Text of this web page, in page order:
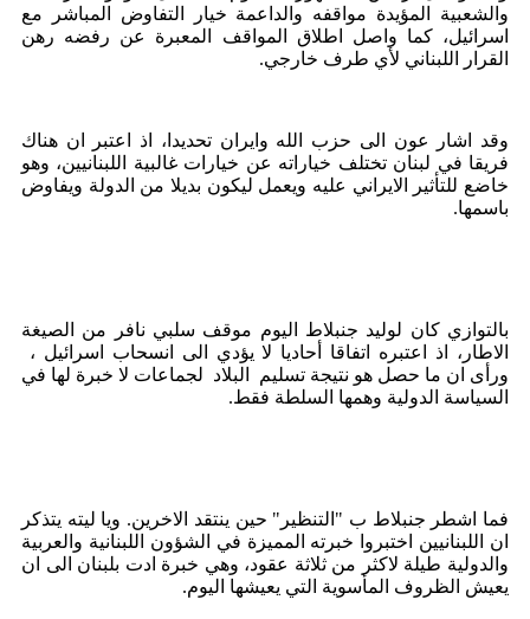
والشعبية المؤيدة مواقفه والداعمة خيار التفاوض المباشر مع
اسرائيل، كما واصل اطلاق المواقف المعبرة عن رفضه رهن
القرار اللبناني لأي طرف خارجي.
وقد اشار عون الى حزب الله وايران تحديدا، اذ اعتبر ان هناك
فريقا في لبنان تختلف خياراته عن خيارات غالبية اللبنانيين، وهو
خاضع للتأثير الايراني عليه ويعمل ليكون بديلا من الدولة ويفاوض
باسمها.
بالتوازي كان لوليد جنبلاط اليوم موقف سلبي نافر من الصيغة
الاطار، اذ اعتبره اتفاقا أحاديا لا يؤدي الى انسحاب اسرائيل ،
ورأى ان ما حصل هو نتيجة تسليم البلاد لجماعات لا خبرة لها في
السياسة الدولية وهمها السلطة فقط.
فما اشطر جنبلاط ب "التنظير" حين ينتقد الاخرين. ويا ليته يتذكر
ان اللبنانيين اختبروا خبرته المميزة في الشؤون اللبنانية والعربية
والدولية طيلة لاكثر من ثلاثة عقود، وهي خبرة ادت بلبنان الى ان
يعيش الظروف المأسوية التي يعيشها اليوم.